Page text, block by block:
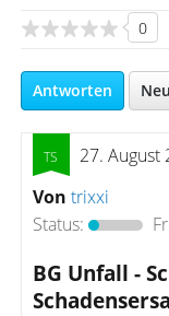
0
Antworten
27.
Von trixxi
Status:
BG Unfall -